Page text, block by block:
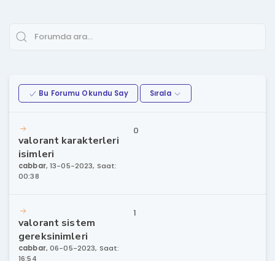
Bu Forumu Okundu Say Sırala
valorant karakterleri
isimleri
cabbar,13-05-2023, Saat:
00:38
0
valorant sistem
gereksinimleri
cabbar,06-05-2023, Saat:
16:54
1